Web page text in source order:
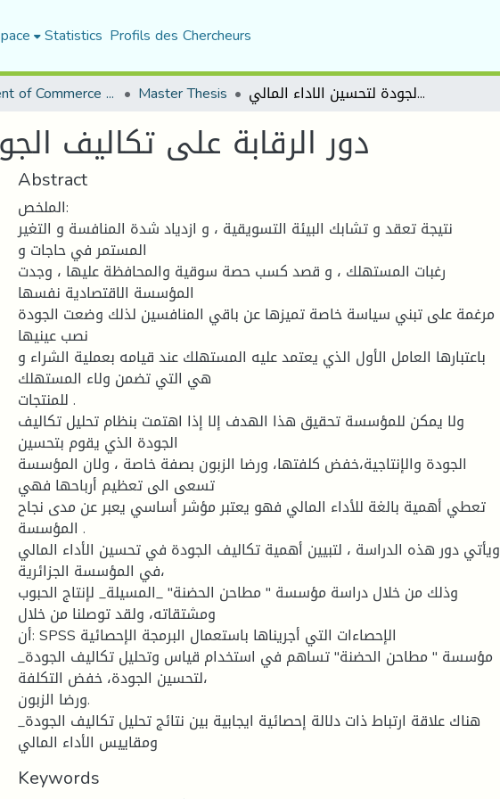
Statistics Profils des Chercheurs
Department of Commerce Science Master Thesis دور الرقابة على تكاليف الجودة لتحسين الاداء المالي
دور الرقابة على تكاليف
Abstract
الملخص:
نتيجة تعقد و تشابك البيئة التسويقية ، و ازدياد شدة المنافسة و التغير
المستمر في حاجات و
رغبات المستهلك ، و قصد كسب حصة سوقية والمحافظة عليها ، وجدت
المؤسسة الاقتصادية نفسها
مرغمة على تبني سياسة خاصة تميزها عن باقي المنافسين لذلك وضعت الجودة
نصب عينيها
باعتبارها العامل الأول الذي يعتمد عليه المستهلك عند قيامه بعملية الشراء و
هي التي تضمن ولاء المستهلك
للمنتجات .
ولا يمكن للمؤسسة تحقيق هذا الهدف إلا إذا اهتمت بنظام تحليل تكاليف
الجودة الذي يقوم بتحسين
الجودة والإنتاجية،خفض كلفتها، ورضا الزبون بصفة خاصة ، ولان المؤسسة
تسعى الى تعظيم أرباحها فهي
تعطي أهمية بالغة للأداء المالي فهو يعتبر مؤشر أساسي يعبر عن مدى نجاح
المؤسسة .
ويأتي دور هذه الدراسة ، لتبيين أهمية تكاليف الجودة في تحسين الأداء المالي
في المؤسسة الجزائرية،
وذلك من خلال دراسة مؤسسة " مطاحن الحضنة" _المسيلة_ لإنتاج الحبوب
ومشتقاته، ولقد توصلنا من خلال
أن: SPSS الإحصاءات التي أجريناها باستعمال البرمجة الإحصائية
_مؤسسة " مطاحن الحضنة" تساهم في استخدام قياس وتحليل تكاليف الجودة
لتحسين الجودة، خفض التكلفة،
ورضا الزبون.
_هناك علاقة ارتباط ذات دلالة إحصائية ايجابية بين نتائج تحليل تكاليف الجودة
ومقاييس الأداء المالي
Keywords